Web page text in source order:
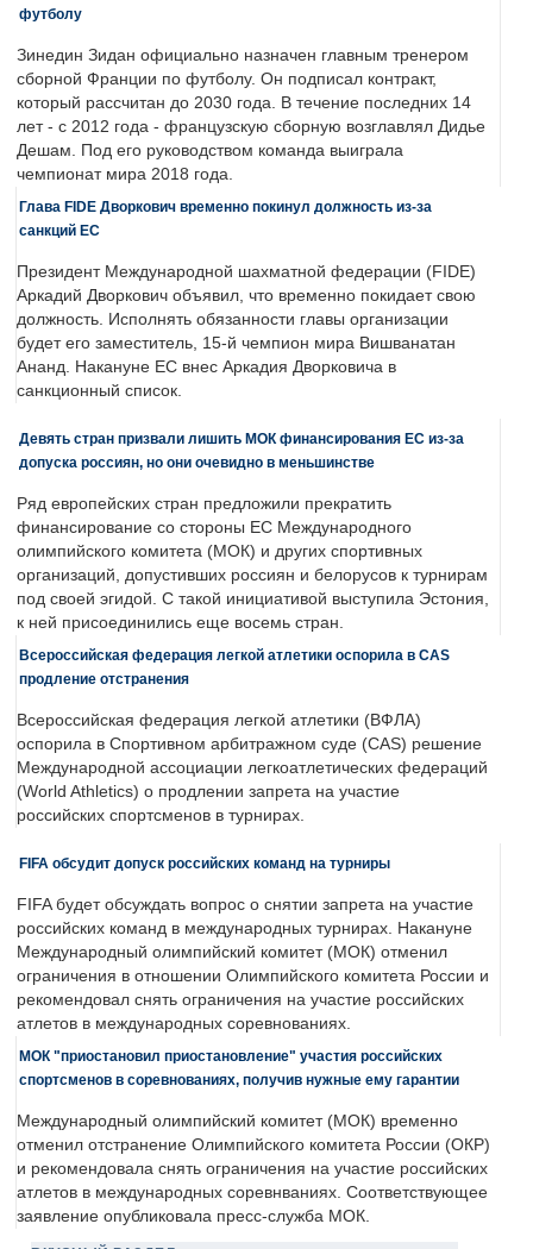
футболу
Зинедин Зидан официально назначен главным тренером
сборной Франции по футболу. Он подписал контракт,
который рассчитан до 2030 года. В течение последних 14
лет - с 2012 года - французскую сборную возглавлял Дидье
Дешам. Под его руководством команда выиграла
чемпионат мира 2018 года.
Глава FIDE Дворкович временно покинул должность из-за
санкций ЕС
Президент Международной шахматной федерации (FIDE)
Аркадий Дворкович объявил, что временно покидает свою
должность. Исполнять обязанности главы организации
будет его заместитель, 15-й чемпион мира Вишванатан
Ананд. Накануне ЕС внес Аркадия Дворковича в
санкционный список.
Девять стран призвали лишить МОК финансирования ЕС из-за
допуска россиян, но они очевидно в меньшинстве
Ряд европейских стран предложили прекратить
финансирование со стороны ЕС Международного
олимпийского комитета (МОК) и других спортивных
организаций, допустивших россиян и белорусов к турнирам
под своей эгидой. С такой инициативой выступила Эстония,
к ней присоединились еще восемь стран.
Всероссийская федерация легкой атлетики оспорила в CAS
продление отстранения
Всероссийская федерация легкой атлетики (ВФЛА)
оспорила в Спортивном арбитражном суде (CAS) решение
Международной ассоциации легкоатлетических федераций
(World Athletics) о продлении запрета на участие
российских спортсменов в турнирах.
FIFA обсудит допуск российских команд на турниры
FIFA будет обсуждать вопрос о снятии запрета на участие
российских команд в международных турнирах. Накануне
Международный олимпийский комитет (МОК) отменил
ограничения в отношении Олимпийского комитета России и
рекомендовал снять ограничения на участие российских
атлетов в международных соревнованиях.
МОК "приостановил приостановление" участия российских
спортсменов в соревнованиях, получив нужные ему гарантии
Международный олимпийский комитет (МОК) временно
отменил отстранение Олимпийского комитета России (ОКР)
и рекомендовала снять ограничения на участие российских
атлетов в международных соревнваниях. Соответствующее
заявление опубликовала пресс-служба МОК.